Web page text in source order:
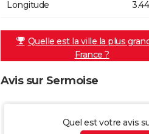
Longitude
Quelle est la ville la plus
France ?
Avis sur Sermoise
Quel est votre avis